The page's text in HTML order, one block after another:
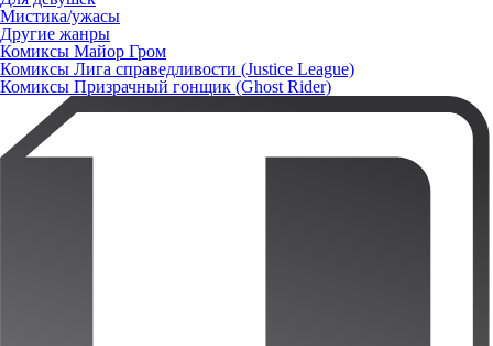
Мистика/ужасы
Другие жанры
Комиксы Майор Гром
Комиксы Лига справедливости (Justice League)
Комиксы Призрачный гонщик (Ghost Rider)